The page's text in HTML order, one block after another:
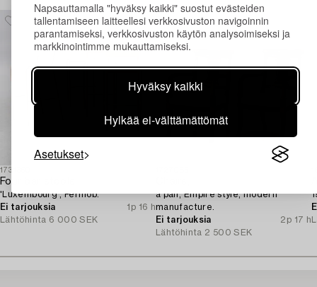
Napsauttamalla "hyväksy kaikki" suostut evästeiden
tallentamiseen laitteellesi verkkosivuston navigoinnin
parantamiseksi, verkkosivuston käytön analysoimiseksi ja
markkinointimme mukauttamiseksi.
Hyväksy kaikki
Hylkää ei-välttämättömät
Asetukset
1731360
Four bar stools,
'Luxembourg', Fermob.
Ei tarjouksia
1p 16 h
Lähtöhinta 6 000 SEK
a pair, Empire style, modern
manufacture.
Ei tarjouksia
2p 17 h
Lähtöhinta 2 500 SEK